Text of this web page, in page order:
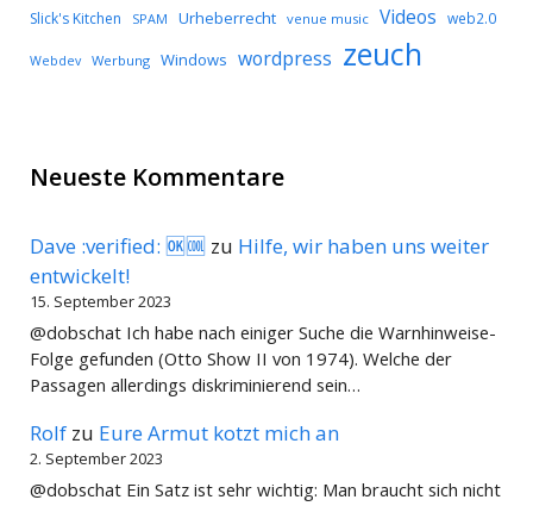
Slick's Kitchen SPAM Urheberrecht venue music Videos web2.0
Webdev Werbung Windows wordpress zeuch
Neueste Kommentare
Dave :verified: 🆗🆒 zu Hilfe, wir haben uns weiter
entwickelt!
15. September 2023
@dobschat Ich habe nach einiger Suche die Warnhinweise-
Folge gefunden (Otto Show II von 1974). Welche der
Passagen allerdings diskriminierend sein…
Rolf zu Eure Armut kotzt mich an
2. September 2023
@dobschat Ein Satz ist sehr wichtig: Man braucht sich nicht